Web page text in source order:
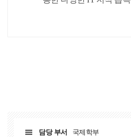
담당 부서 국제학부